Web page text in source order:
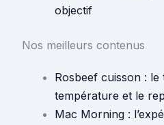
objectif
Nos meilleurs contenus
Rosbeef cuisson :
température et le
Mac Morning :